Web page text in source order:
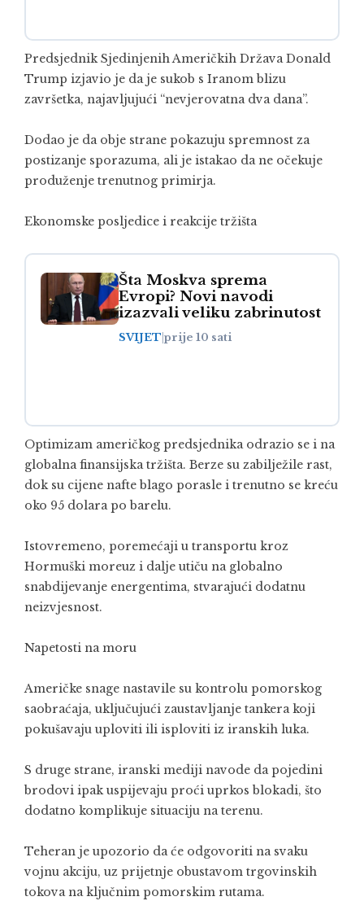
Predsjednik Sjedinjenih Američkih DržavaDonald
Trump izjavio je da je sukob s Iranom blizu
završetka, najavljujući “nevjerovatna dva dana”.
Dodao je da obje strane pokazuju spremnost za
postizanje sporazuma, ali je istakao da ne očekuje
produženje trenutnog primirja.
Ekonomske posljedice i reakcije tržišta
Šta Moskva sprema
Evropi? Novi navodi
izazvali veliku zabrinutost
SVIJET prije 10 sati
Optimizam američkog predsjednika odrazio se i na
globalna finansijska tržišta. Berze su zabilježile rast,
dok su cijene nafte blago porasle i trenutno se kreću
oko 95 dolara po barelu.
Istovremeno, poremećaji u transportu kroz
Hormuški moreuz i dalje utiču na globalno
snabdijevanje energentima, stvarajući dodatnu
neizvjesnost.
Napetosti na moru
Američke snage nastavile su kontrolu pomorskog
saobraćaja, uključujući zaustavljanje tankera koji
pokušavaju uploviti ili isploviti iz iranskih luka.
S druge strane, iranski mediji navode da pojedini
brodovi ipak uspijevaju proći uprkos blokadi, što
dodatno komplikuje situaciju na terenu.
Teheran je upozorio da će odgovoriti na svaku
vojnu akciju, uz prijetnje obustavom trgovinskih
tokova na ključnim pomorskim rutama.